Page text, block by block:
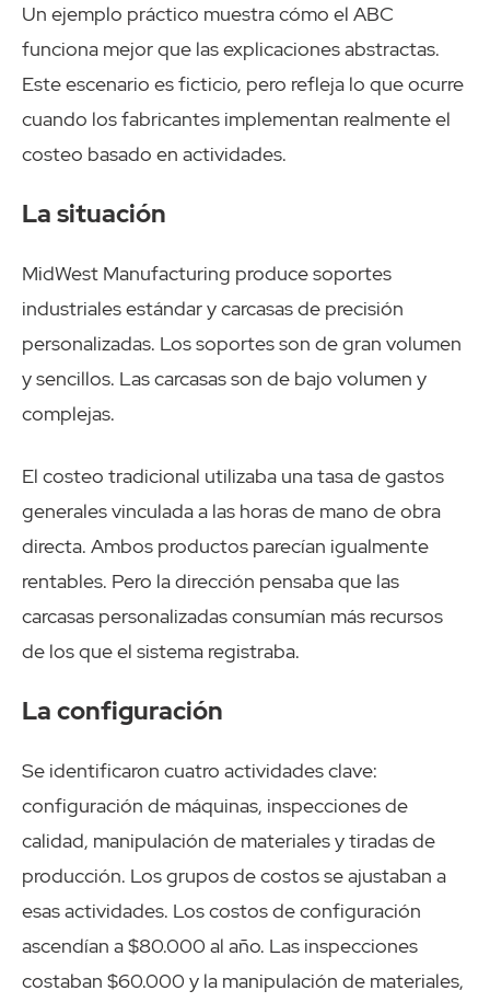
Un ejemplo práctico muestra cómo el ABC
funciona mejor que las explicaciones abstractas.
Este escenario es ficticio, pero refleja lo que ocurre
cuando los fabricantes implementan realmente el
costeo basado en actividades.
La situación
MidWest Manufacturing produce soportes
industriales estándar y carcasas de precisión
personalizadas. Los soportes son de gran volumen
y sencillos. Las carcasas son de bajo volumen y
complejas.
El costeo tradicional utilizaba una tasa de gastos
generales vinculada a las horas de mano de obra
directa. Ambos productos parecían igualmente
rentables. Pero la dirección pensaba que las
carcasas personalizadas consumían más recursos
de los que el sistema registraba.
La configuración
Se identificaron cuatro actividades clave:
configuración de máquinas, inspecciones de
calidad, manipulación de materiales y tiradas de
producción. Los grupos de costos se ajustaban a
esas actividades. Los costos de configuración
ascendían a $80.000 al año. Las inspecciones
costaban $60.000 y la manipulación de materiales,